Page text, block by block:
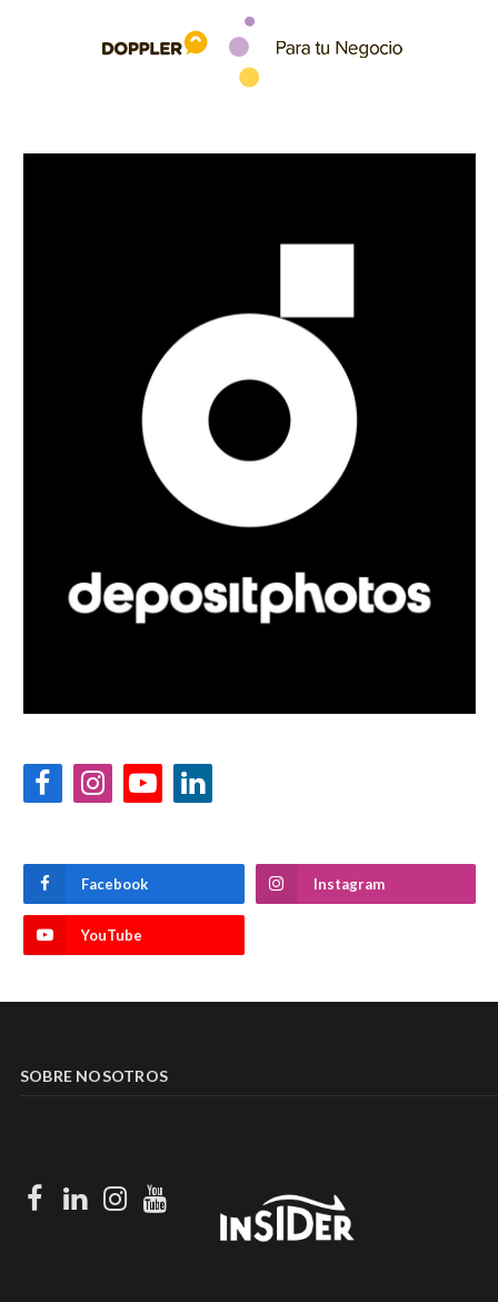
FacebookInstagramYouTubeLinkedIn
Facebook Instagram
YouTube
SOBRE NOSOTROS
Facebook
LinkedIn
Instagram
Youtube